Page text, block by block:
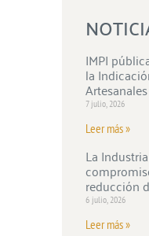
IMPI
la
7 julio, 2026
Leer más »
La
reducción
6 julio, 2026
Leer más »